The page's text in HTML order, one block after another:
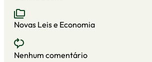
Novas Leis e Economia
Nenhum comentário